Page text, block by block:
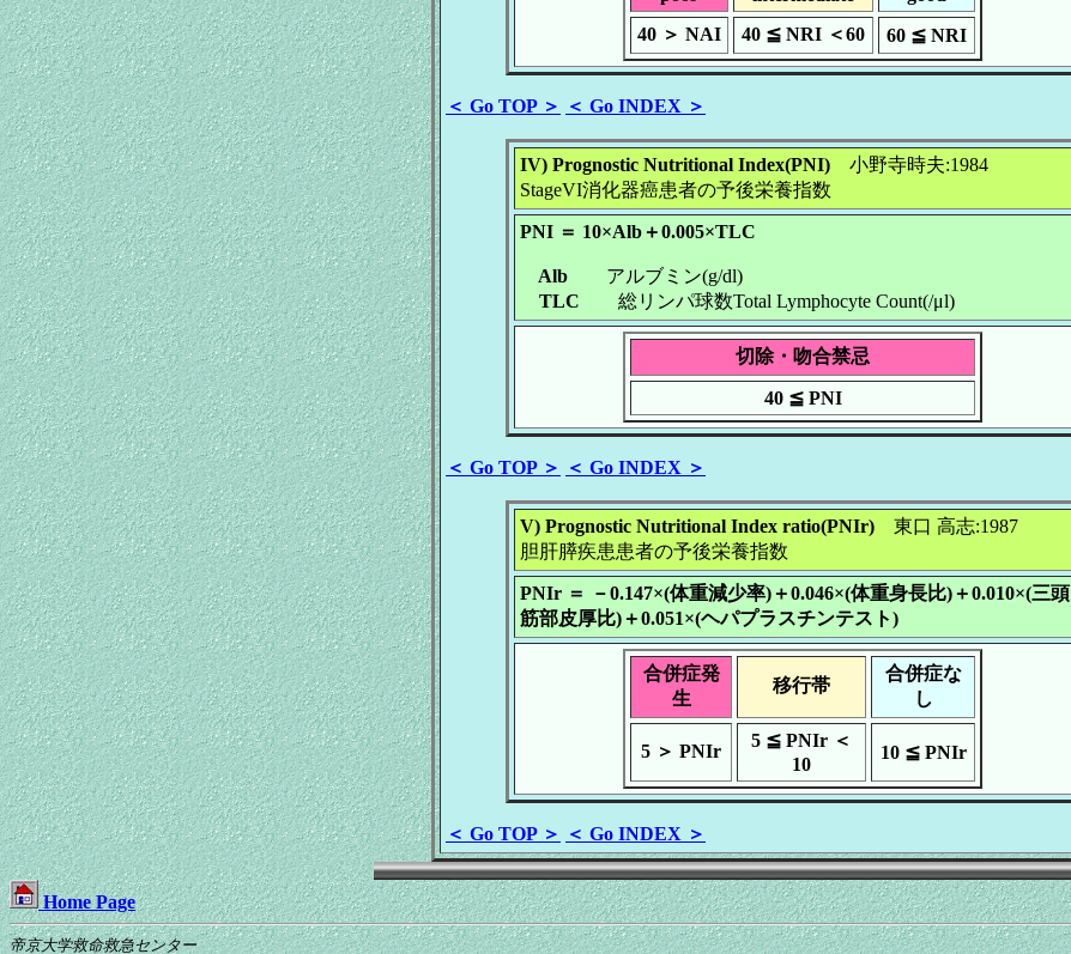
40 ＞ NAI
40 ≦ NRI ＜60 60 ≦ NRI
＜ Go TOP ＞ ＜ Go INDEX ＞
IV) Prognostic Nutritional Index(PNI) 小野寺時夫:1984
StageVI消化器癌患者の予後栄養指数
PNI ＝ 10×Alb＋0.005×TLC
Alb アルブミン(g/dl)
TLC 総リンパ球数Total Lymphocyte Count(/μl)
切除・吻合禁忌
40 ≦ PNI
＜ Go TOP ＞ ＜ Go INDEX ＞
V) Prognostic Nutritional Index ratio(PNIr) 東口 高志:1987
胆肝膵疾患患者の予後栄養指数
PNIr ＝ －0.147×(体重減少率)＋0.046×(体重身長比)＋0.010×(三頭
筋部皮厚比)＋0.051×(ヘパプラスチンテスト)
合併症発
生
移行帯
合併症な
し
5 ＞ PNIr
5 ≦ PNIr ＜
10
10 ≦ PNIr
＜ Go TOP ＞ ＜ Go INDEX ＞
Home Page
帝京大学救命救急センター